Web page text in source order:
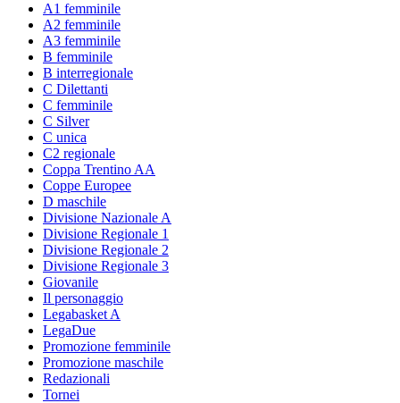
A1 femminile
A2 femminile
A3 femminile
B femminile
B interregionale
C Dilettanti
C femminile
C Silver
C unica
C2 regionale
Coppa Trentino AA
Coppe Europee
D maschile
Divisione Nazionale A
Divisione Regionale 1
Divisione Regionale 2
Divisione Regionale 3
Giovanile
Il personaggio
Legabasket A
LegaDue
Promozione femminile
Promozione maschile
Redazionali
Tornei